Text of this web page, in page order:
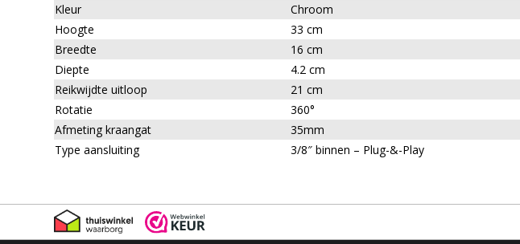
Kleur
Chroom
Hoogte
33 cm
Breedte
16 cm
Diepte
4.2 cm
Reikwijdte uitloop
21 cm
Rotatie
360°
Afmeting kraangat
35mm
Type aansluiting
3/8″ binnen – Plug-&-Play